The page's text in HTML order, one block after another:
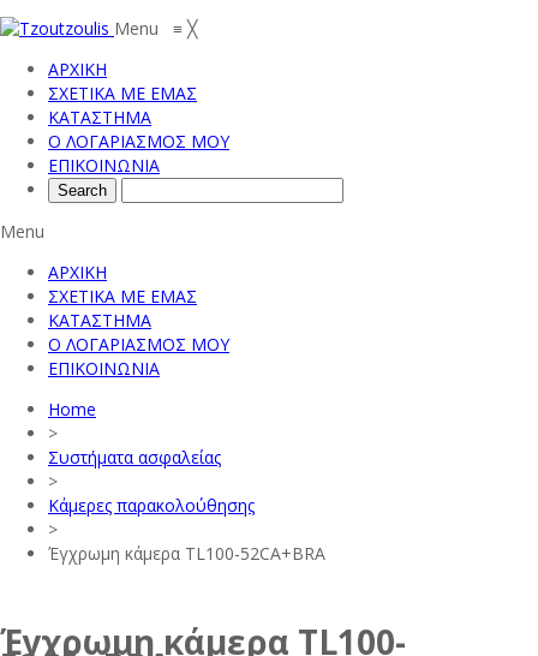
Menu ≡ ╳
ΑΡΧΙΚΗ
ΣΧΕΤΙΚΑ ΜΕ ΕΜΑΣ
ΚΑΤΑΣΤΗΜΑ
Ο ΛΟΓΑΡΙΑΣΜΟΣ ΜΟΥ
ΕΠΙΚΟΙΝΩΝΙΑ
Menu
ΑΡΧΙΚΗ
ΣΧΕΤΙΚΑ ΜΕ ΕΜΑΣ
ΚΑΤΑΣΤΗΜΑ
Ο ΛΟΓΑΡΙΑΣΜΟΣ ΜΟΥ
ΕΠΙΚΟΙΝΩΝΙΑ
Home
>
Συστήματα ασφαλείας
>
Κάμερες παρακολούθησης
>
Έγχρωμη κάμερα TL100-52CA+BRA
Έγχρωμη κάμερα TL100-